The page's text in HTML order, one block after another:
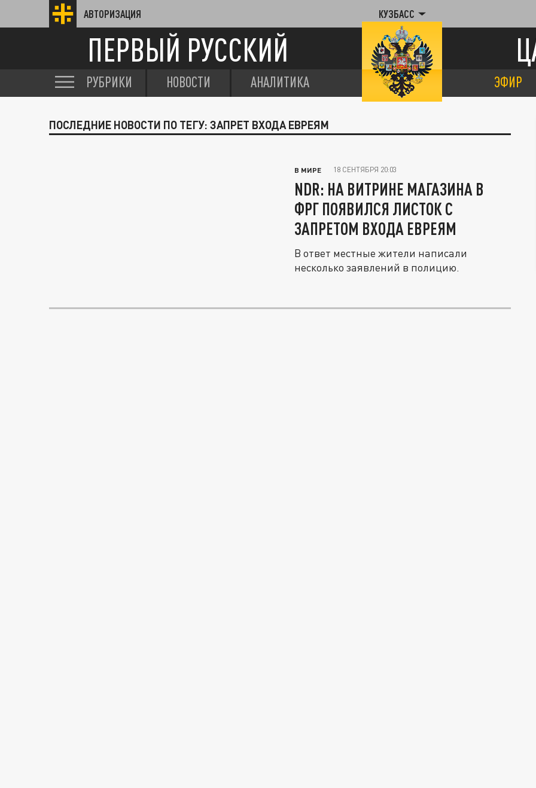
АВТОРИЗАЦИЯ КУЗБАСС
ПЕРВЫЙ РУССКИЙ
РУБРИКИ НОВОСТИ АНАЛИТИКА ЭФИР
ПОСЛЕДНИЕ НОВОСТИ ПО ТЕГУ: ЗАПРЕТ ВХОДА ЕВРЕЯМ
В МИРЕ 18 СЕНТЯБРЯ 20:03
NDR: НА ВИТРИНЕ МАГАЗИНА В
ФРГ ПОЯВИЛСЯ ЛИСТОК С
ЗАПРЕТОМ ВХОДА ЕВРЕЯМ
В ответ местные жители написали
несколько заявлений в полицию.